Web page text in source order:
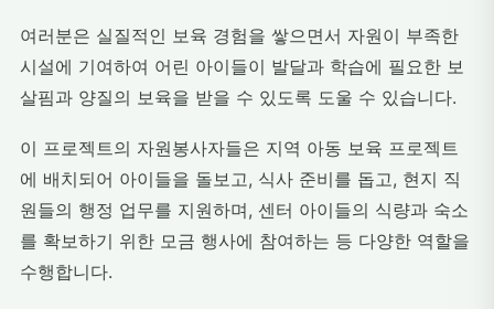
여러분은 실질적인 보육 경험을 쌓으면서 자원이 부족한
시설에 기여하여 어린 아이들이 발달과 학습에 필요한 보
살핌과 양질의 보육을 받을 수 있도록 도울 수 있습니다.
이 프로젝트의 자원봉사자들은 지역 아동 보육 프로젝트
에 배치되어 아이들을 돌보고, 식사 준비를 돕고, 현지 직
원들의 행정 업무를 지원하며, 센터 아이들의 식량과 숙소
를 확보하기 위한 모금 행사에 참여하는 등 다양한 역할을
수행합니다.